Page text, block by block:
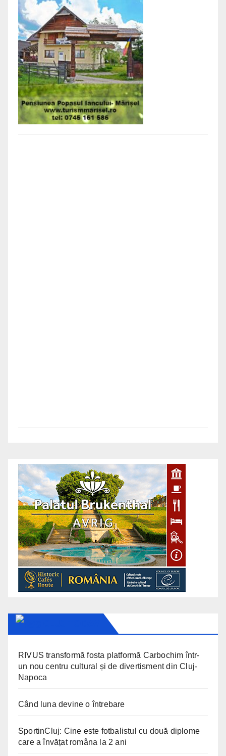
RIVUS transformă fosta platformă Carbochim într-
un nou centru cultural și de divertisment din Cluj-
Napoca
Când luna devine o întrebare
SportinCluj: Cine este fotbalistul cu două diplome
care a învățat româna la 2 ani